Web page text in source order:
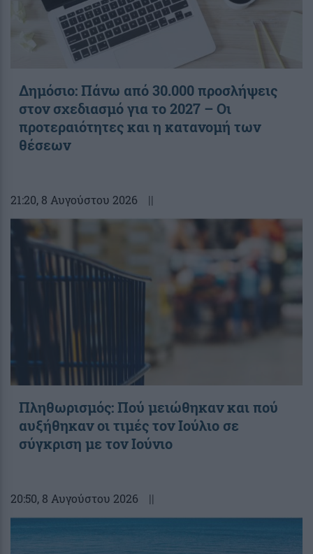
Δημόσιο: Πάνω από 30.000 προσλήψεις
στον σχεδιασμό για το 2027 – Οι
προτεραιότητες και η κατανομή των
θέσεων
21:20, 8 Αυγούστου 2026 ||
Πληθωρισμός: Πού μειώθηκαν και πού
αυξήθηκαν οι τιμές τον Ιούλιο σε
σύγκριση με τον Ιούνιο
20:50, 8 Αυγούστου 2026 ||